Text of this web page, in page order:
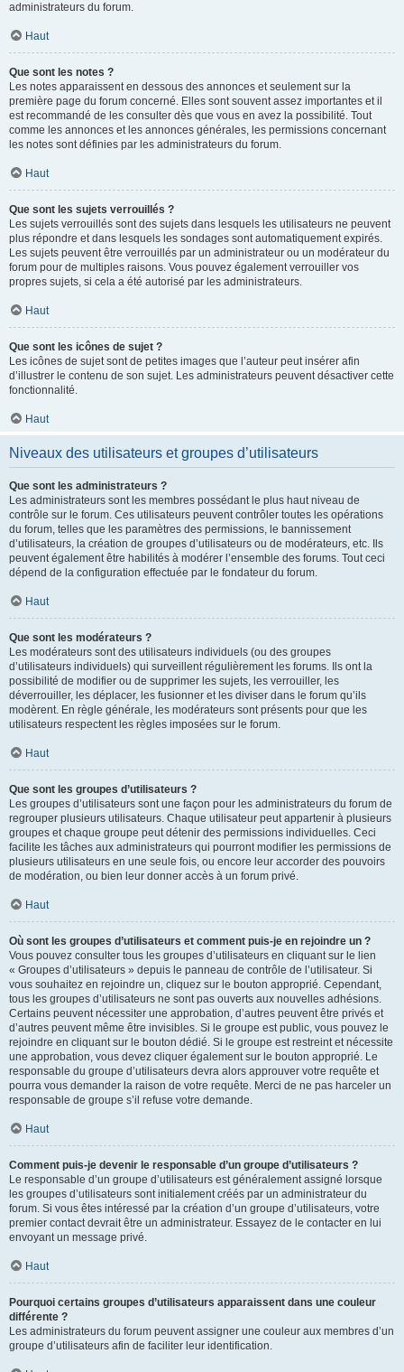
administrateurs du forum.
Haut
Que sont les notes ?
Les notes apparaissent en dessous des annonces et seulement sur la
première page du forum concerné. Elles sont souvent assez importantes et il
est recommandé de les consulter dès que vous en avez la possibilité. Tout
comme les annonces et les annonces générales, les permissions concernant
les notes sont définies par les administrateurs du forum.
Haut
Que sont les sujets verrouillés ?
Les sujets verrouillés sont des sujets dans lesquels les utilisateurs ne peuvent
plus répondre et dans lesquels les sondages sont automatiquement expirés.
Les sujets peuvent être verrouillés par un administrateur ou un modérateur du
forum pour de multiples raisons. Vous pouvez également verrouiller vos
propres sujets, si cela a été autorisé par les administrateurs.
Haut
Que sont les icônes de sujet ?
Les icônes de sujet sont de petites images que l’auteur peut insérer afin
d’illustrer le contenu de son sujet. Les administrateurs peuvent désactiver cette
fonctionnalité.
Haut
Niveaux des utilisateurs et groupes d’utilisateurs
Que sont les administrateurs ?
Les administrateurs sont les membres possédant le plus haut niveau de
contrôle sur le forum. Ces utilisateurs peuvent contrôler toutes les opérations
du forum, telles que les paramètres des permissions, le bannissement
d’utilisateurs, la création de groupes d’utilisateurs ou de modérateurs, etc. Ils
peuvent également être habilités à modérer l’ensemble des forums. Tout ceci
dépend de la configuration effectuée par le fondateur du forum.
Haut
Que sont les modérateurs ?
Les modérateurs sont des utilisateurs individuels (ou des groupes
d’utilisateurs individuels) qui surveillent régulièrement les forums. Ils ont la
possibilité de modifier ou de supprimer les sujets, les verrouiller, les
déverrouiller, les déplacer, les fusionner et les diviser dans le forum qu’ils
modèrent. En règle générale, les modérateurs sont présents pour que les
utilisateurs respectent les règles imposées sur le forum.
Haut
Que sont les groupes d’utilisateurs ?
Les groupes d’utilisateurs sont une façon pour les administrateurs du forum de
regrouper plusieurs utilisateurs. Chaque utilisateur peut appartenir à plusieurs
groupes et chaque groupe peut détenir des permissions individuelles. Ceci
facilite les tâches aux administrateurs qui pourront modifier les permissions de
plusieurs utilisateurs en une seule fois, ou encore leur accorder des pouvoirs
de modération, ou bien leur donner accès à un forum privé.
Haut
Où sont les groupes d’utilisateurs et comment puis-je en rejoindre un ?
Vous pouvez consulter tous les groupes d’utilisateurs en cliquant sur le lien
« Groupes d’utilisateurs » depuis le panneau de contrôle de l’utilisateur. Si
vous souhaitez en rejoindre un, cliquez sur le bouton approprié. Cependant,
tous les groupes d’utilisateurs ne sont pas ouverts aux nouvelles adhésions.
Certains peuvent nécessiter une approbation, d’autres peuvent être privés et
d’autres peuvent même être invisibles. Si le groupe est public, vous pouvez le
rejoindre en cliquant sur le bouton dédié. Si le groupe est restreint et nécessite
une approbation, vous devez cliquer également sur le bouton approprié. Le
responsable du groupe d’utilisateurs devra alors approuver votre requête et
pourra vous demander la raison de votre requête. Merci de ne pas harceler un
responsable de groupe s’il refuse votre demande.
Haut
Comment puis-je devenir le responsable d’un groupe d’utilisateurs ?
Le responsable d’un groupe d’utilisateurs est généralement assigné lorsque
les groupes d’utilisateurs sont initialement créés par un administrateur du
forum. Si vous êtes intéressé par la création d’un groupe d’utilisateurs, votre
premier contact devrait être un administrateur. Essayez de le contacter en lui
envoyant un message privé.
Haut
Pourquoi certains groupes d’utilisateurs apparaissent dans une couleur
différente ?
Les administrateurs du forum peuvent assigner une couleur aux membres d’un
groupe d’utilisateurs afin de faciliter leur identification.